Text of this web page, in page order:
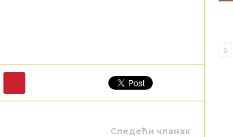
Следећи чланак